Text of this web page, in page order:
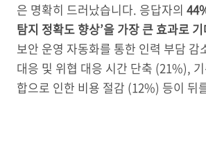
은 명확히 드러났습니다. 응답자의
탐지 정확도 향상’을 가장 큰 효과로 기
보안 운영 자동화를 통한 인력 부담
대응 및 위협 대응 시간 단축 (21%),
합으로 인한 비용 절감 (12%) 등이 뒤